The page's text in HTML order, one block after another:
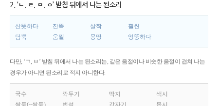
2. ‘ㄴ, ㄹ, ㅁ, ㅇ’ 받침 뒤에서 나는 된소리
산뜻하다 잔뜩 살짝
훨씬
담뿍
움찔 몽땅 엉뚱하다
다만, ‘ㄱ, ㅂ’ 받침 뒤에서 나는 된소리는, 같은 음절이나 비슷한 음절이 겹쳐 나는
경우가 아니면 된소리로 적지 아니한다.
국수 깍두기 딱지
색시
싹둑(~싹둑)
법석 갑자기 몹시